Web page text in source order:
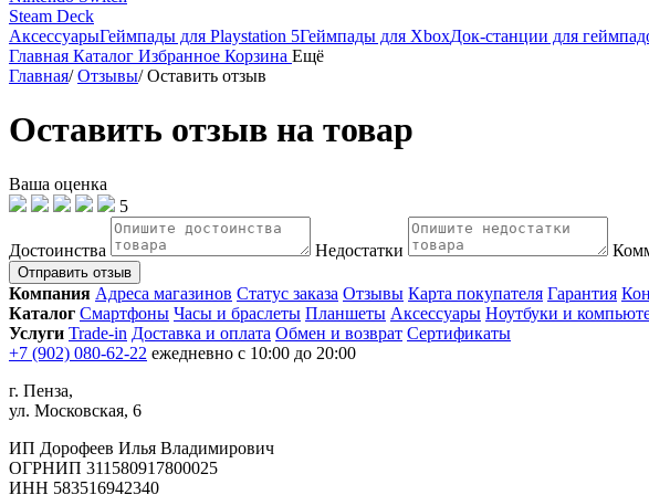
Steam Deck
АксессуарыГеймпады для Playstation 5Геймпады для XboxДок-станции для
Главная Каталог Избранное Корзина Ещё
Главная/ Отзывы/ Оставить отзыв
Оставить отзыв на товар
Ваша оценка
5
Достоинства Недостатки
Отправить отзыв
Компания Адреса магазинов Статус заказа Отзывы Карта покупателя Гарантия
Каталог Смартфоны Часы и браслеты Планшеты Аксессуары Ноутбуки и
Услуги Trade-in Доставка и оплата Обмен и возврат Сертификаты
+7 (902) 080-62-22 ежедневно с 10:00 до 20:00
г. Пенза,
ул. Московская, 6
ИП Дорофеев Илья Владимирович
ОГРНИП 311580917800025
ИНН 583516942340